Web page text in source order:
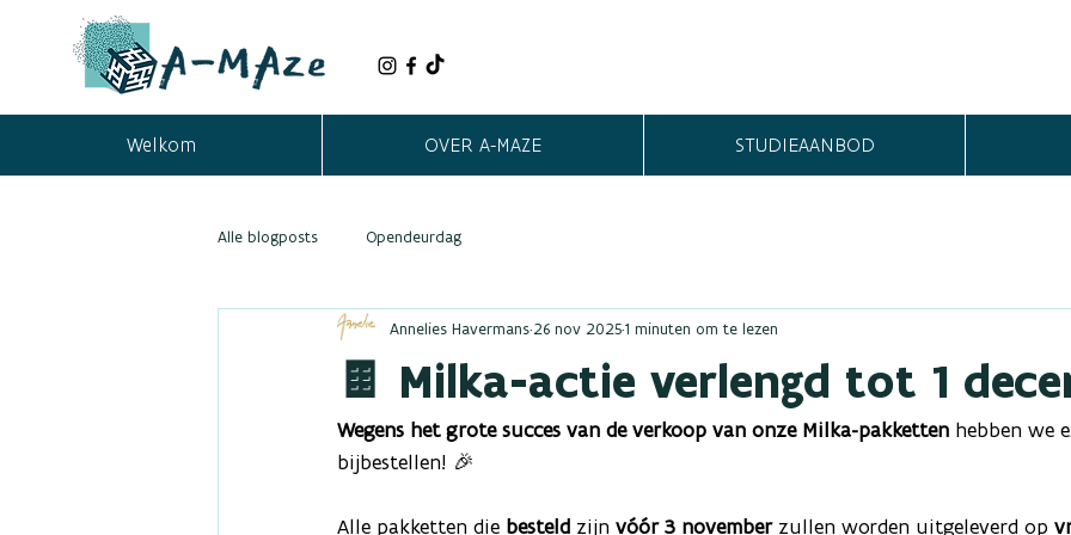
Welkom OVER A-MAZE STUDIEAANBOD
Alle blogposts Opendeurdag
🍫 Milka-actie verlengd tot 1
Annelies Havermans26 nov 20251 minuten om te lezen
Wegens het grote succes van de verkoop van onze Milka-pakketten hebben we
bijbestellen! 🎉
Alle pakketten die besteld zijn vóór 3 november zullen worden uitgeleverd op